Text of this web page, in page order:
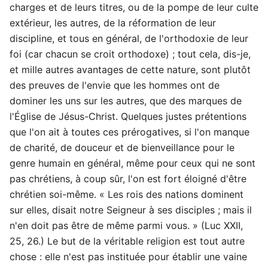
charges et de leurs titres, ou de la pompe de leur culte
extérieur, les autres, de la réformation de leur
discipline, et tous en général, de l'orthodoxie de leur
foi (car chacun se croit orthodoxe) ; tout cela, dis-je,
et mille autres avantages de cette nature, sont plutôt
des preuves de l'envie que les hommes ont de
dominer les uns sur les autres, que des marques de
l'Église de Jésus-Christ. Quelques justes prétentions
que l'on ait à toutes ces prérogatives, si l'on manque
de charité, de douceur et de bienveillance pour le
genre humain en général, même pour ceux qui ne sont
pas chrétiens, à coup sûr, l'on est fort éloigné d'être
chrétien soi-même. « Les rois des nations dominent
sur elles, disait notre Seigneur à ses disciples ; mais il
n'en doit pas être de même parmi vous. » (Luc XXII,
25, 26.) Le but de la véritable religion est tout autre
chose : elle n'est pas instituée pour établir une vaine